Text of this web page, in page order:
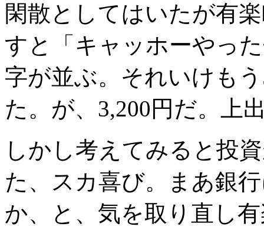
閑散としてはいたが有
すと「キャッホーやっ
字が並ぶ。それいけも
た。が、3,200円だ。上
しかし考えてみると投
た、スカ喜び。まあ銀
か、と、気を取り直し